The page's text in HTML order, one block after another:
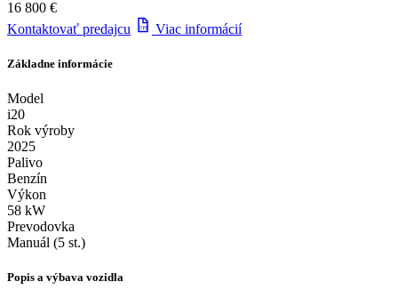
16 800 €
Kontaktovať predajcu
Viac informácií
Základne informácie
Model
i20
Rok výroby
2025
Palivo
Benzín
Výkon
58 kW
Prevodovka
Manuál (5 st.)
Popis a výbava vozidla